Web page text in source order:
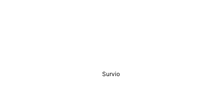
Survio